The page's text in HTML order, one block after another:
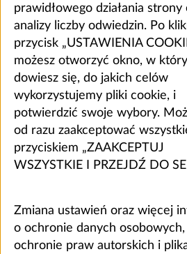
prawidłowego działania strony
analizy liczby odwiedzin. Po
przycisk „USTAWIENIA
możesz otworzyć okno, w
dowiesz się, do jakich celów
wykorzystujemy pliki cookie, i
potwierdzić swoje wybory.
od razu zaakceptować
przyciskiem „ZAAKCEPTUJ
WSZYSTKIE I PRZEJDŹ DO
Zmiana ustawień oraz więcej
o ochronie danych osobowych,
ochronie praw autorskich i